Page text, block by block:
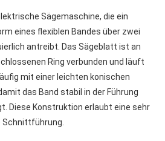
Sägemaschine, die ein
eines flexiblen Bandes über zwei
antreibt. Das Sägeblatt ist an
Ring verbunden und läuft
mit einer leichten konischen
das Band stabil in der Führung
Diese Konstruktion erlaubt eine sehr